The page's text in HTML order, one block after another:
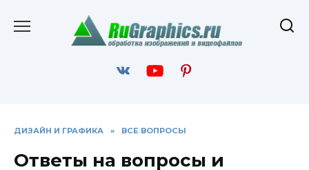
содержанию
ДИЗАЙН И ГРАФИКА » ВСЕ ВОПРОСЫ
Ответы на вопросы и